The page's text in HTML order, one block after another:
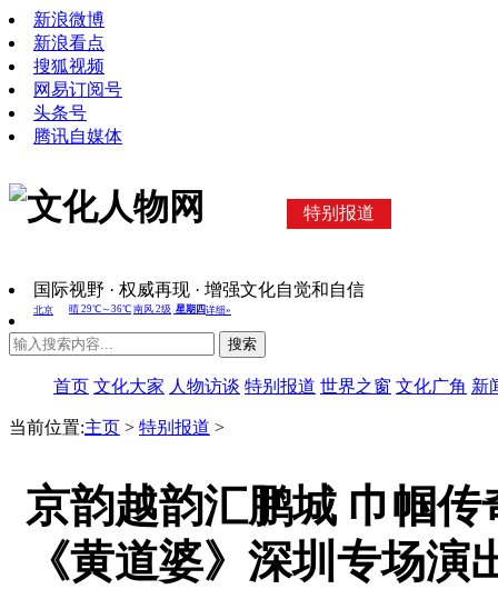
新浪微博
新浪看点
搜狐视频
网易订阅号
头条号
腾讯自媒体
特别报道
国际视野 · 权威再现 · 增强文化自觉和自信
搜索
首页 文化大家 人物访谈 特别报道 世界之窗 文化广角 新
当前位置:主页 > 特别报道 >
京韵越韵汇鹏城 巾帼
《黄道婆》深圳专场演